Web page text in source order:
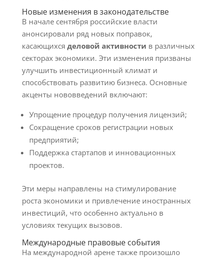
Новые изменения в законодательстве
В начале сентября российские власти
анонсировали ряд новых поправок,
касающихся деловой активности в различных
секторах экономики. Эти изменения призваны
улучшить инвестиционный климат и
способствовать развитию бизнеса. Основные
акценты нововведений включают:
Упрощение процедур получения лицензий;
Сокращение сроков регистрации новых
предприятий;
Поддержка стартапов и инновационных
проектов.
Эти меры направлены на стимулирование
роста экономики и привлечение иностранных
инвестиций, что особенно актуально в
условиях текущих вызовов.
Международные правовые события
На международной арене также произошло